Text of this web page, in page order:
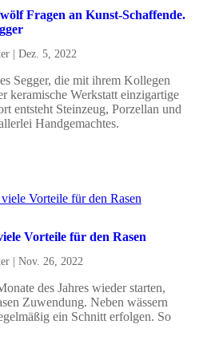
Fragen an Kunst-Schaffende.
| Dez. 5, 2022
Segger, die mit ihrem Kollegen
keramische Werkstatt einzigartige
entsteht Steinzeug, Porzellan und
Handgemachtes.
Vorteile für den Rasen
| Nov. 26, 2022
des Jahres wieder starten,
Zuwendung. Neben wässern
ein Schnitt erfolgen. So